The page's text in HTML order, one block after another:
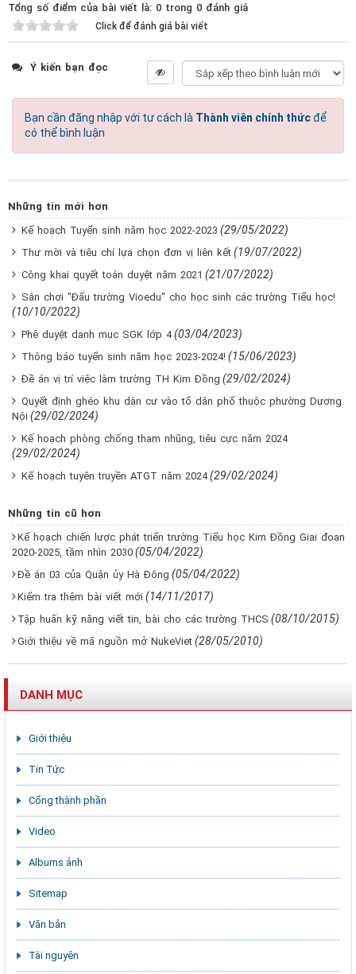
Tổng số điểm của bài viết là: 0 trong 0 đánh giá
Click để đánh giá bài viết
Ý kiến bạn đọc
Bạn cần đăng nhập với tư cách là Thành viên chính thứcđể
có thể bình luận
Những tin mới hơn
Kế hoạch Tuyển sinh năm học 2022-2023 (29/05/2022)
Thư mời và tiêu chí lựa chọn đơn vị liên kết (19/07/2022)
Công khai quyết toán duyệt năm 2021 (21/07/2022)
Sân chơi "Đấu trường Vioedu" cho học sinh các trường Tiểu học!
(10/10/2022)
Phê duyệt danh mục SGK lớp 4 (03/04/2023)
Thông báo tuyển sinh năm học 2023-2024! (15/06/2023)
Đề án vị trí việc làm trường TH Kim Đồng (29/02/2024)
Quyết định ghéo khu dân cư vào tổ dân phố thuộc phường Dương
Nội (29/02/2024)
Kế hoạch phòng chống tham nhũng, tiêu cực năm 2024
(29/02/2024)
Kế hoạch tuyên truyền ATGT năm 2024 (29/02/2024)
Những tin cũ hơn
Kế hoạch chiến lược phát triển trường Tiểu học Kim Đồng Giai đoạn
2020-2025, tầm nhìn 2030 (05/04/2022)
Đề án 03 của Quận ủy Hà Đông (05/04/2022)
Kiểm tra thêm bài viết mới (14/11/2017)
Tập huấn kỹ năng viết tin, bài cho các trường THCS (08/10/2015)
Giới thiệu về mã nguồn mở NukeViet (28/05/2010)
DANH MỤC
Giới thiệu
Tin Tức
Cổng thành phần
Video
Albums ảnh
Sitemap
Văn bản
Tài nguyên